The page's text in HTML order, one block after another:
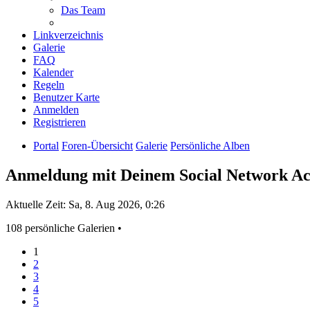
Das Team
Linkverzeichnis
Galerie
FAQ
Kalender
Regeln
Benutzer Karte
Anmelden
Registrieren
Portal Foren-Übersicht Galerie Persönliche Alben
Anmeldung mit Deinem Social Network
Aktuelle Zeit: Sa, 8. Aug 2026, 0:26
108 persönliche Galerien •
1
2
3
4
5